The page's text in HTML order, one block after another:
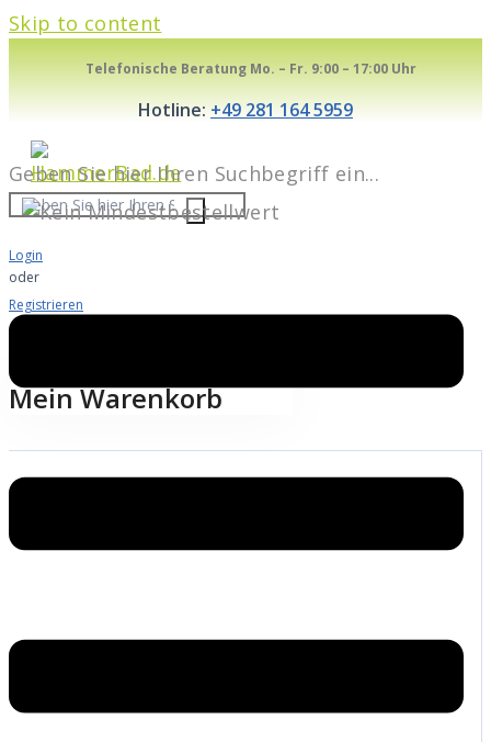
Skip to content
Telefonische Beratung Mo. – Fr. 9:00 – 17:00 Uhr
Hotline:+49 281 164 5959
Geben Sie hier Ihren Suchbegriff ein...
Login
oder
Registrieren
Warenkorb
Mein Warenkorb